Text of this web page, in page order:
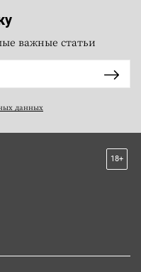
важные статьи
данных
18+